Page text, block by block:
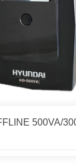
500VA/